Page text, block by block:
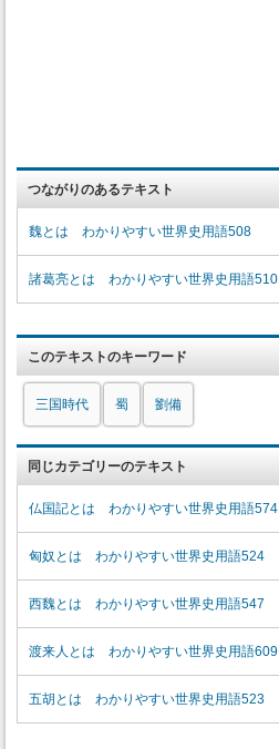
つながりのあるテキスト
魏とは わかりやすい世界史用語508
諸葛亮とは わかりやすい世界史用語510
このテキストのキーワード
三国時代 蜀 劉備
同じカテゴリーのテキスト
仏国記とは わかりやすい世界史用語574
匈奴とは わかりやすい世界史用語524
西魏とは わかりやすい世界史用語547
渡来人とは わかりやすい世界史用語609
五胡とは わかりやすい世界史用語523